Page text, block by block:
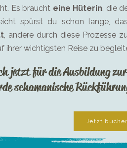
Es braucht eine Hüterin, die
spürst du schon lange,
, andere durch diese Prozesse
ihrer wichtigsten Reise zu
jetzt für die Ausbildung
schamanische
Jetzt